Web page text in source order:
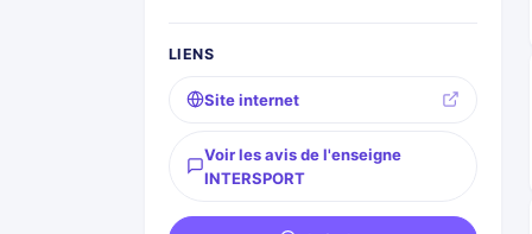
LIENS
Site internet
Voir les avis de l'enseigne
INTERSPORT